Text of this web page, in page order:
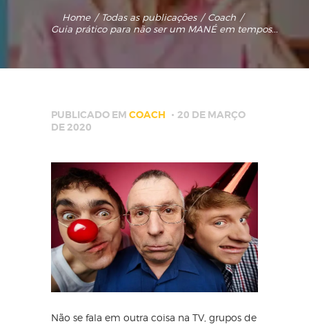
Home Todas as publicações
Coach
Guia prático para não ser um MANÉ em tempos...
PUBLICADO EM COACH
20 DE MARÇO
DE 2020
Não se fala em outra coisa na TV, grupos de